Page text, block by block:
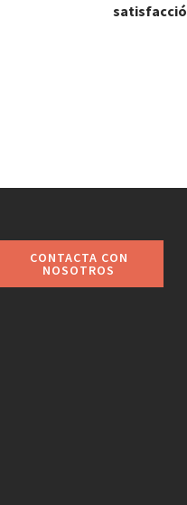
CONTACTA CON
NOSOTROS